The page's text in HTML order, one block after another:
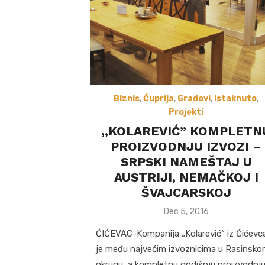
Biznis,Ćuprija, Gradovi, Istaknuto,
Projekti
,,KOLAREVIĆ”
PROIZVODNJU IZVOZI –
SRPSKI NAMEŠTAJ U
AUSTRIJI, NEMAČKOJ I
ŠVAJCARSKOJ
Posted
Dec 5, 2016
ĆIĆEVAC-Kompanija „Kolarević“ iz
je među najvećim izvoznicima u